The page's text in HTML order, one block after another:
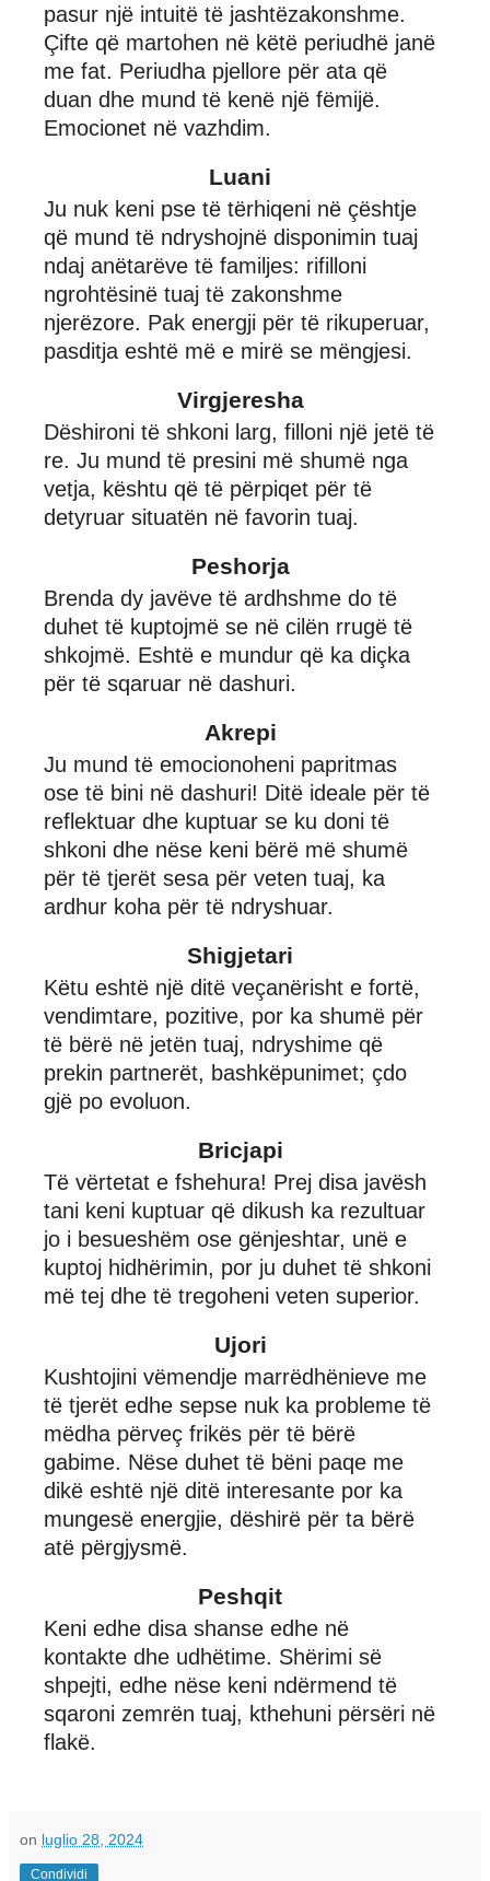
pasur një intuitë të jashtëzakonshme.
Çifte që martohen në këtë periudhë janë
me fat. Periudha pjellore për ata që
duan dhe mund të kenë një fëmijë.
Emocionet në vazhdim.
Luani
Ju nuk keni pse të tërhiqeni në çështje
që mund të ndryshojnë disponimin tuaj
ndaj anëtarëve të familjes: rifilloni
ngrohtësinë tuaj të zakonshme
njerëzore. Pak energji për të rikuperuar,
pasditja eshtë më e mirë se mëngjesi.
Virgjeresha
Dëshironi të shkoni larg, filloni një jetë të
re. Ju mund të presini më shumë nga
vetja, kështu që të përpiqet për të
detyruar situatën në favorin tuaj.
Peshorja
Brenda dy javëve të ardhshme do të
duhet të kuptojmë se në cilën rrugë të
shkojmë. Eshtë e mundur që ka diçka
për të sqaruar në dashuri.
Akrepi
Ju mund të emocionoheni papritmas
ose të bini në dashuri! Ditë ideale për të
reflektuar dhe kuptuar se ku doni të
shkoni dhe nëse keni bërë më shumë
për të tjerët sesa për veten tuaj, ka
ardhur koha për të ndryshuar.
Shigjetari
Këtu eshtë një ditë veçanërisht e fortë,
vendimtare, pozitive, por ka shumë për
të bërë në jetën tuaj, ndryshime që
prekin partnerët, bashkëpunimet; çdo
gjë po evoluon.
Bricjapi
Të vërtetat e fshehura! Prej disa javësh
tani keni kuptuar që dikush ka rezultuar
jo i besueshëm ose gënjeshtar, unë e
kuptoj hidhërimin, por ju duhet të shkoni
më tej dhe të tregoheni veten superior.
Ujori
Kushtojini vëmendje marrëdhënieve me
të tjerët edhe sepse nuk ka probleme të
mëdha përveç frikës për të bërë
gabime. Nëse duhet të bëni paqe me
dikë eshtë një ditë interesante por ka
mungesë energjie, dëshirë për ta bërë
atë përgjysmë.
Peshqit
Keni edhe disa shanse edhe në
kontakte dhe udhëtime. Shërimi së
shpejti, edhe nëse keni ndërmend të
sqaroni zemrën tuaj, kthehuni përsëri në
flakë.
on luglio 28, 2024
Condividi